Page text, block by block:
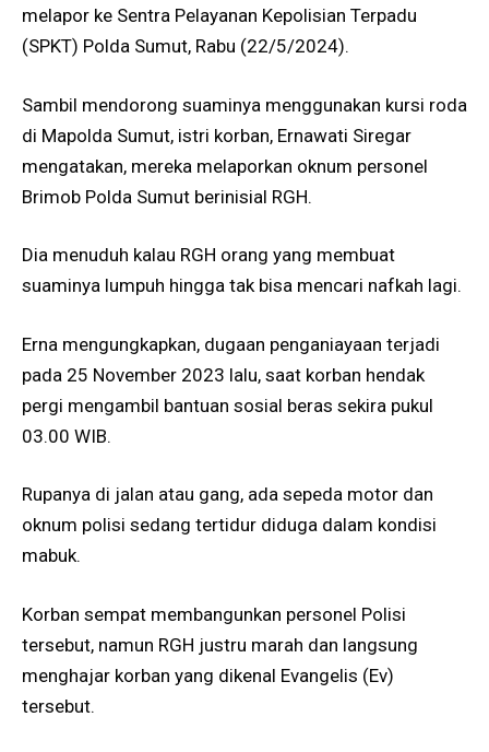
melapor ke Sentra Pelayanan Kepolisian Terpadu
(SPKT) Polda Sumut, Rabu (22/5/2024).
Sambil mendorong suaminya menggunakan kursi roda
di Mapolda Sumut, istri korban, Ernawati Siregar
mengatakan, mereka melaporkan oknum personel
Brimob Polda Sumut berinisial RGH.
Dia menuduh kalau RGH orang yang membuat
suaminya lumpuh hingga tak bisa mencari nafkah lagi.
Erna mengungkapkan, dugaan penganiayaan terjadi
pada 25 November 2023 lalu, saat korban hendak
pergi mengambil bantuan sosial beras sekira pukul
03.00 WIB.
Rupanya di jalan atau gang, ada sepeda motor dan
oknum polisi sedang tertidur diduga dalam kondisi
mabuk.
Korban sempat membangunkan personel Polisi
tersebut, namun RGH justru marah dan langsung
menghajar korban yang dikenal Evangelis (Ev)
tersebut.